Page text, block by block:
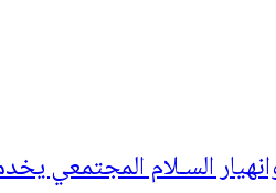
السـلام المجتمعي